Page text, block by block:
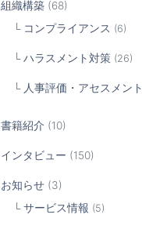
組織構築 (68)
コンプライアンス (6)
ハラスメント対策 (26)
人事評価・アセスメント
書籍紹介 (10)
インタビュー (150)
お知らせ (3)
サービス情報 (5)